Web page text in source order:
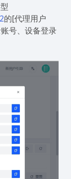
的[代理用户
号、设备登录